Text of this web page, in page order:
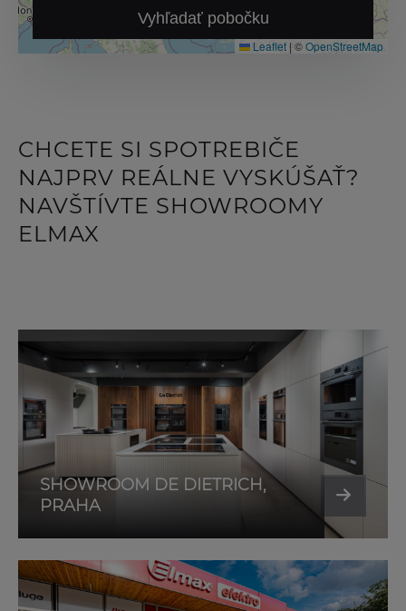
Vyhľadať pobočku
Leaflet | ©OpenStreetMap
CHCETE SI SPOTREBIČE
NAJPRV REÁLNE VYSKÚŠAŤ?
NAVŠTÍVTE SHOWROOMY
ELMAX
SHOWROOM DE DIETRICH,
PRAHA